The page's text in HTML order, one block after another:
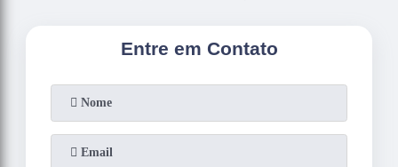
Entre em Contato